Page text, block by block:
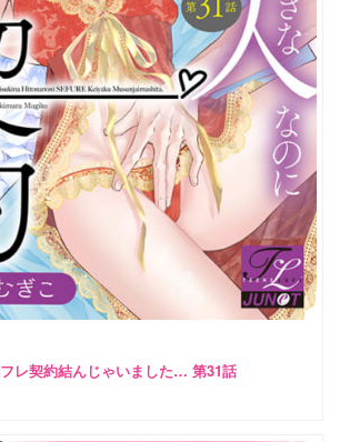
レ契約結んじゃいました… 第31話